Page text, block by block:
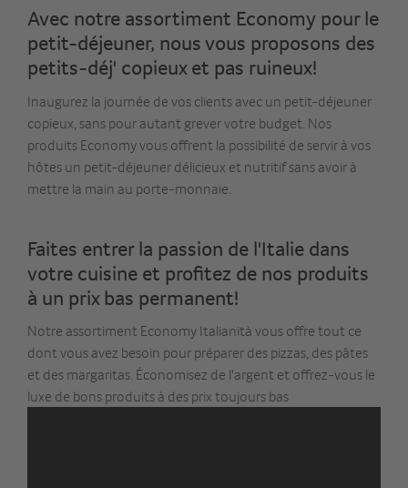
Avec notre assortiment Economy pour le
petit-déjeuner, nous vous proposons des
petits-déj' copieux et pas ruineux!
Inaugurez la journée de vos clients avec un petit-déjeuner
copieux, sans pour autant grever votre budget. Nos
produits Economy vous offrent la possibilité de servir à vos
hôtes un petit-déjeuner délicieux et nutritif sans avoir à
mettre la main au porte-monnaie.
Faites entrer la passion de l'Italie dans
votre cuisine et profitez de nos produits
à un prix bas permanent!
Notre assortiment Economy Italianità vous offre tout ce
dont vous avez besoin pour préparer des pizzas, des pâtes
et des margaritas. Économisez de l'argent et offrez-vous le
luxe de bons produits à des prix toujours bas